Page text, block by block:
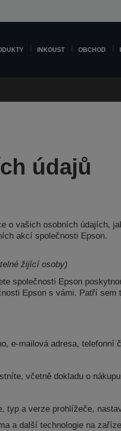
INKOUST OBCHOD
údajů
o vašich osobních údajích,
akcí společnosti Epson.
žijící osoby)
společnosti Epson
Epson s vámi. Patří sem
e-mailová adresa, telefonní
včetně dokladu o
typ a verze prohlížeče,
a další technologie na